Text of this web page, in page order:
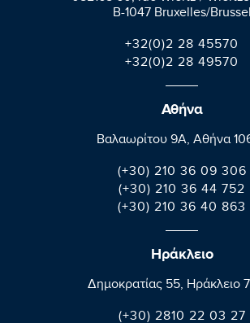
B-1047 Bruxelles/Brussel
+32(0)2 28 45570
+32(0)2 28 49570
Αθήνα
Βαλαωρίτου 9A, Aθήνα
(+30) 210 36 09 306
(+30) 210 36 44 752
(+30) 210 36 40 863
Ηράκλειο
Δημοκρατίας 55, Ηράκλειο
(+30) 2810 22 03 27